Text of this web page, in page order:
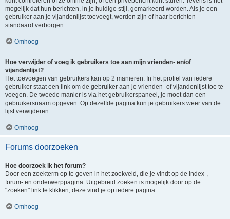
mogelijk dat hun berichten, in je huidige stijl, gemarkeerd worden. Als je een
gebruiker aan je vijandenlijst toevoegt, worden zijn of haar berichten
standaard verborgen.
Omhoog
Hoe verwijder of voeg ik gebruikers toe aan mijn vrienden- en/of
vijandenlijst?
Het toevoegen van gebruikers kan op 2 manieren. In het profiel van iedere
gebruiker staat een link om de gebruiker aan je vrienden- of vijandenlijst toe te
voegen. De tweede manier is via het gebruikerspaneel, je moet dan een
gebruikersnaam opgeven. Op dezelfde pagina kun je gebruikers weer van de
lijst verwijderen.
Omhoog
Forums doorzoeken
Hoe doorzoek ik het forum?
Door een zoekterm op te geven in het zoekveld, die je vindt op de index-,
forum- en onderwerppagina. Uitgebreid zoeken is mogelijk door op de
"zoeken" link te klikken, deze vind je op iedere pagina.
Omhoog